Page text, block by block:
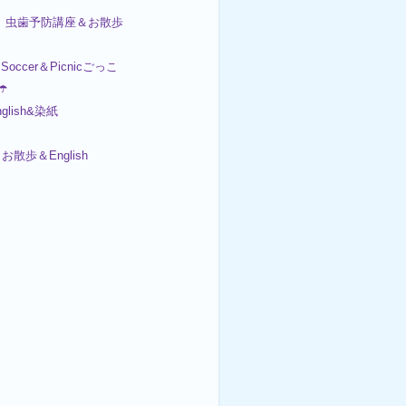
歯予防講座＆お散歩
＆Picnicごっこ
染紙
散歩＆English